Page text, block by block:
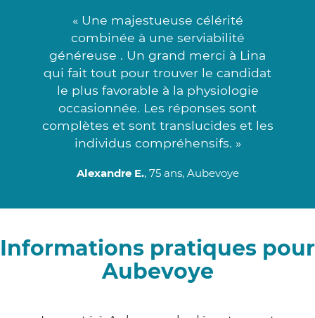
« Une majestueuse célérité
combinée à une serviabilité
généreuse . Un grand merci à Lina
qui fait tout pour trouver le candidat
le plus favorable à la physiologie
occasionnée. Les réponses sont
complètes et sont translucides et les
individus compréhensifs. »
Alexandre E., 75 ans, Aubevoye
Informations pratiques pour
Aubevoye